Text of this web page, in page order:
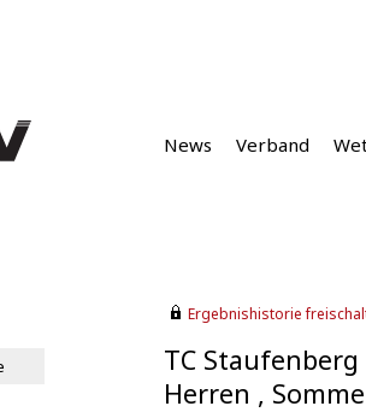
News Verband
Ergebnishistorie
TC Staufenberg
Herren ,